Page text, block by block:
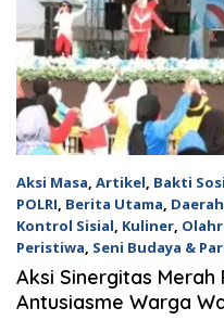
Aksi Masa, Artikel, Bakti
POLRI, Berita Utama, Daerah
Kontrol Sisial, Kuliner,
Peristiwa, Seni Budaya &
18 Juli 2026
Aksi Sinergitas Merah
Antusiasme Warga